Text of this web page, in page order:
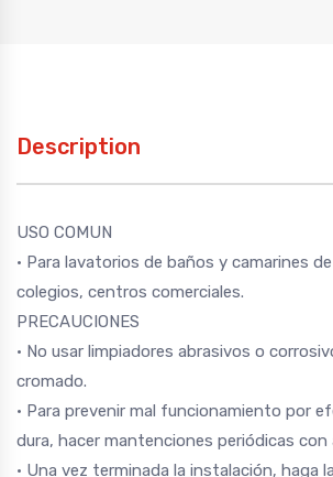
Description
USO COMUN
• Para lavatorios de baños y camarines
colegios, centros comerciales.
PRECAUCIONES
• No usar limpiadores abrasivos o
cromado.
• Para prevenir mal funcionamiento por
dura, hacer mantenciones periódicas con
• Una vez terminada la instalación, haga